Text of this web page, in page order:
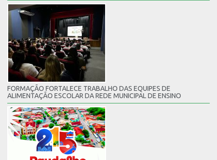
FORMAÇÃO FORTALECE TRABALHO DAS EQUIPES DE
ALIMENTAÇÃO ESCOLAR DA REDE MUNICIPAL DE ENSINO